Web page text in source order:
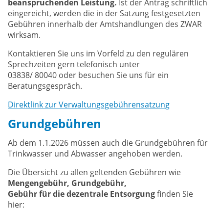
beanspruchenden Leistung. Ist der Antrag schriftlich
eingereicht, werden die in der Satzung festgesetzten
Gebühren innerhalb der Amtshandlungen des ZWAR
wirksam.
Kontaktieren Sie uns im Vorfeld zu den regulären
Sprechzeiten gern telefonisch unter
03838/ 80040 oder besuchen Sie uns für ein
Beratungsgespräch.
Direktlink zur Verwaltungsgebührensatzung
Grundgebühren
Ab dem 1.1.2026 müssen auch die Grundgebühren für
Trinkwasser und Abwasser angehoben werden.
Die Übersicht zu allen geltenden Gebühren wie
Mengengebühr, Grundgebühr,
Gebühr für die dezentrale Entsorgungfinden Sie
hier: